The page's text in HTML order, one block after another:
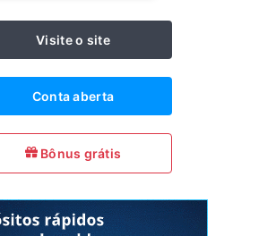
Visite o site
Conta aberta
Bônus grátis